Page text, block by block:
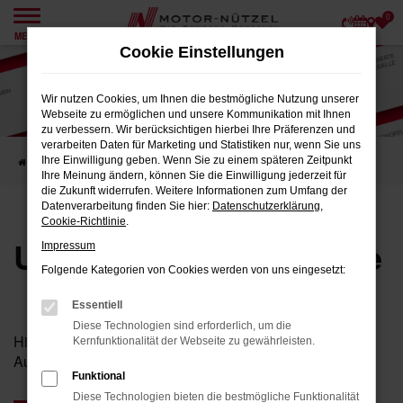
Zum
springen
MENÜ
0
Startseite Karriere Unsere Stellenangebote
Unsere Stellenangebote
Hier finden Sie unsere aktuellen Stellenangebote und
Ausbildungsplätze.
Cookie Einstellungen
Wir nutzen Cookies, um Ihnen die bestmögliche Nutzung unserer
Webseite zu ermöglichen und unsere Kommunikation mit Ihnen
zu verbessern. Wir berücksichtigen hierbei Ihre Präferenzen und
verarbeiten Daten für Marketing und Statistiken nur, wenn Sie uns
Ihre Einwilligung geben. Wenn Sie zu einem späteren Zeitpunkt
Ihre Meinung ändern, können Sie die Einwilligung jederzeit für
die Zukunft widerrufen. Weitere Informationen zum Umfang der
Datenverarbeitung finden Sie hier: Datenschutzerklärung,
Cookie-Richtlinie.
Impressum
Folgende Kategorien von Cookies werden von uns eingesetzt:
Essentiell
Diese Technologien sind erforderlich, um die
Kernfunktionalität der Webseite zu gewährleisten.
Funktional
Diese Technologien bieten die bestmögliche Funktionalität